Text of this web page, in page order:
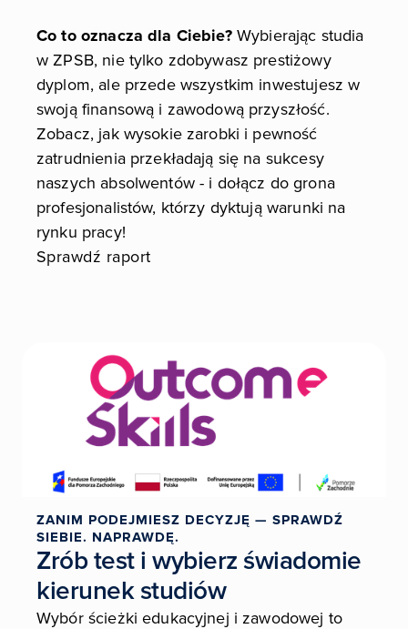
Co to oznacza dla Ciebie?Wybierając studia
w ZPSB, nie tylko zdobywasz prestiżowy
dyplom, ale przede wszystkim inwestujesz w
swoją finansową i zawodową przyszłość.
Zobacz, jak wysokie zarobki i pewność
zatrudnienia przekładają się na sukcesy
naszych absolwentów - i dołącz do grona
profesjonalistów, którzy dyktują warunki na
rynku pracy!
Sprawdź raport
ZANIM PODEJMIESZ DECYZJĘ — SPRAWDŹ
SIEBIE. NAPRAWDĘ.
Zrób test i wybierz świadomie
kierunek studiów
Wybór ścieżki edukacyjnej i zawodowej to